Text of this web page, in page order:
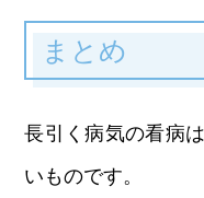
まとめ
長引く病気の看病
いものです。